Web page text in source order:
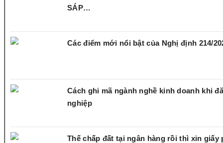
SÁP…
Các điểm mới nổi bật của Nghị định 214/
Cách ghi mã ngành nghề kinh doanh khi
nghiệp
Thế chấp đất tại ngân hàng rồi thì xin